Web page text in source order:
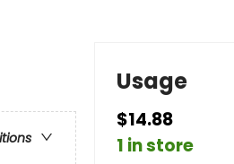
Usage
$14.88
1 in store